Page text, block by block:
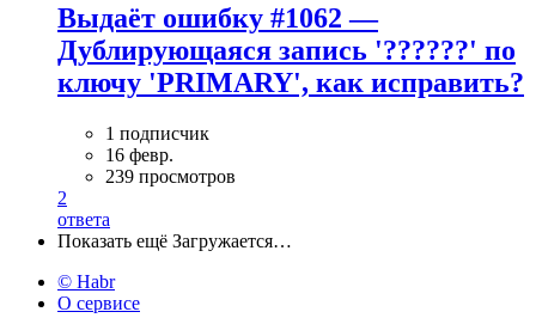
Выдаёт ошибку #1062 —
Дублирующаяся запись '??????' по
ключу 'PRIMARY', как исправить?
1 подписчик
16 февр.
239 просмотров
2
ответа
Показать ещё Загружается…
© Habr
О сервисе